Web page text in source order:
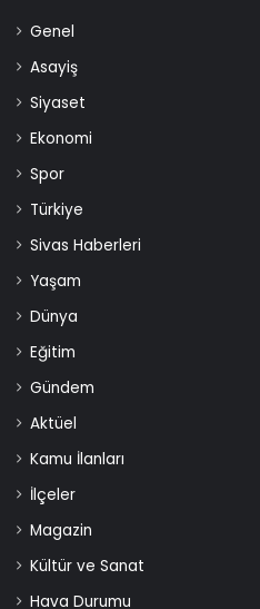
Genel
Asayiş
Siyaset
Ekonomi
Spor
Türkiye
Sivas Haberleri
Yaşam
Dünya
Eğitim
Gündem
Aktüel
Kamu İlanları
İlçeler
Magazin
Kültür ve Sanat
Hava Durumu